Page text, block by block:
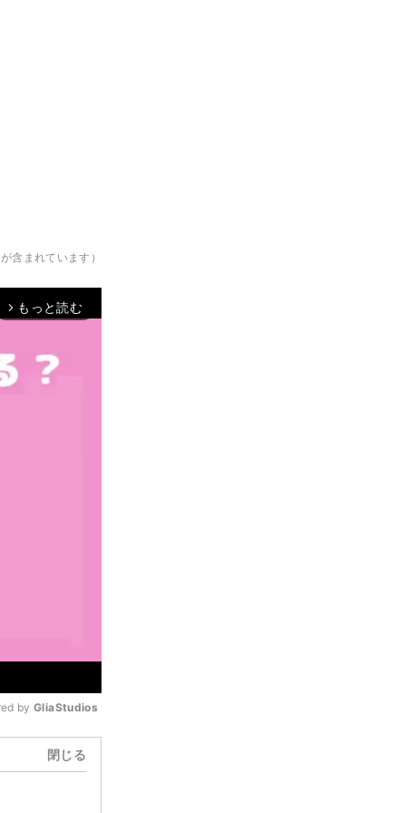
含まれています）
arrow_forward_ios もっと読む
by GliaStudios
閉じる